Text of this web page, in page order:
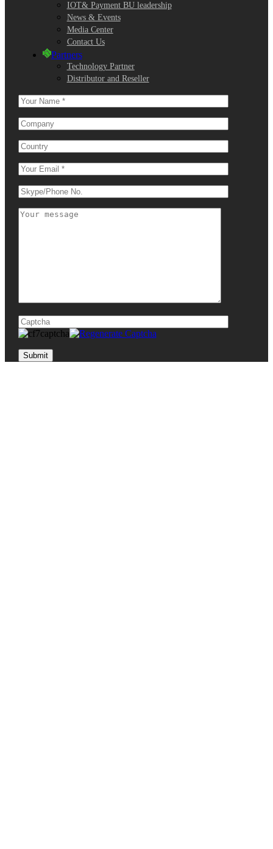
IOT& Payment BU leadership
News & Events
Media Center
Contact Us
Partners
Technology Partner
Distributor and Reseller